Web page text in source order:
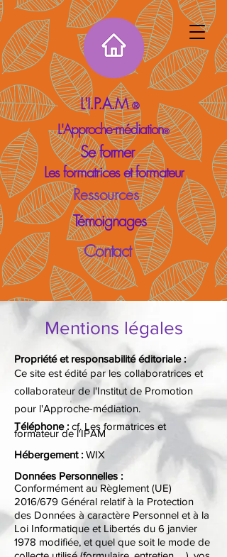
L'I.P.A.M®
L'Approche-médiation®
Se former
Les formatrices et formateur
Ressources
Témoignages
Contact
Mentions légales
Propriété et responsabilité éditoriale :​
Ce site est édité par les collaboratrices et
collaborateur de l'Institut de Promotion
pour l'Approche-médiation.​
Téléphone : ​cf. Les formatrices et
formateur de l'IPAM
Hébergement :​WIX
Données Personnelles :
​Conformément au Règlement (UE)
2016/679 Général relatif à la Protection
des Données à caractère Personnel et à la
Loi Informatique et Libertés du 6 janvier
1978 modifiée, et quel que soit le mode de